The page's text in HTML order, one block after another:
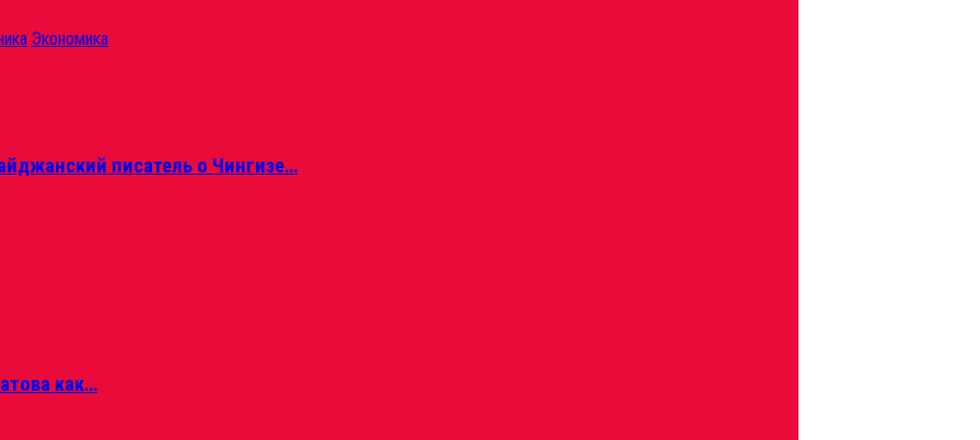
Экономика
писатель о Чингизе…
как…